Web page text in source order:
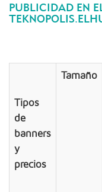
PUBLICIDAD EN
Tipos
de
banners
y
precios
Tamaño